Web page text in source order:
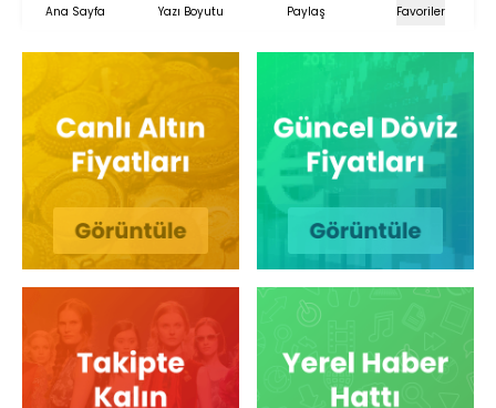
Ana Sayfa Yazı Boyutu Paylaş Favoriler